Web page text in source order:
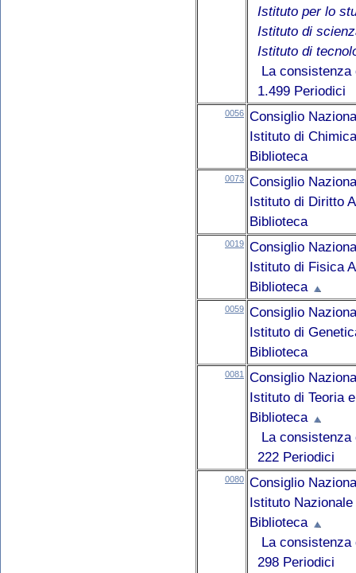
Istituto per lo
Istituto di
Istituto di
La
1.499 Periodici
0056 Consiglio
Istituto di
Biblioteca
0073 Consiglio
Istituto di Diritto
Biblioteca
0019 Consiglio
Istituto di Fisica
Biblioteca
0059 Consiglio
Istituto di
Biblioteca
0081
Consiglio
Istituto di Teoria
Biblioteca
La
222 Periodici
0080 Consiglio
Istituto
Biblioteca
La
298 Periodici